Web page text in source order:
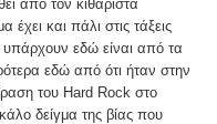
από τον κιθαρίστα
και πάλι στις τάξεις
υπάρχουν εδώ είναι από τα
εδώ από ότι ήταν στην
του Hard Rock στο
δείγμα της βίας που